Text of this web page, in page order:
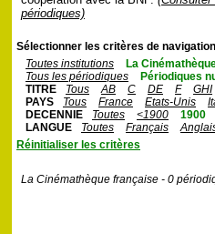
périodiques)
Sélectionner les critères de
Toutes institutions
La
Tous les périodiques
Périodiques
TITRE
Tous AB C DE F
GHI
PAYS
Tous France Etats-Unis
DECENNIE
Toutes <1900
1900
LANGUE
Toutes Français
Réinitialiser les critères
La Cinémathèque française - 0